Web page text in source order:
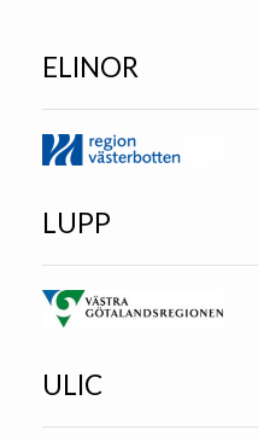
ELINOR
LUPP
ULIC